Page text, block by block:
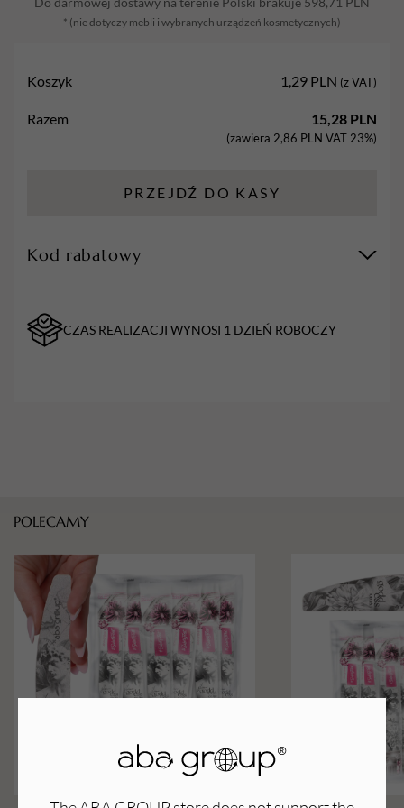
paznokci
PÓŁKSIĘŻYC
* (nie dotyczy mebli i wybranych urządzeń kosmetycznych)
Koszyk 1,29 PLN (z VAT)
Razem 15,28 PLN
(zawiera 2,86 PLN VAT 23%)
PRZEJDŹ DO KASY
Kod rabatowy
CZAS REALIZACJI WYNOSI 1 DZIEŃ ROBOCZY
POLECAMY